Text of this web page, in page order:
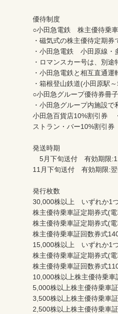
優待制度
○小田急電鉄　株主優待乗
・磁気式の株主優待定期
・小田急電鉄　小田原線・
・ロマンスカー号は、別途
・小田急電鉄と相互直通
・箱根登山鉄道(小田原駅
○小田急グループ優待券冊子
・小田急グループ内施設で
小田急百貨店10%割引券　
ストラン・バー10%割引券
発送時期
5月下旬送付　有効期限
11月下旬送付　有効期限:
発行枚数
30,000株以上　いずれか1
株主優待乗車証定期券式(
株主優待乗車証定期券式(
株主優待乗車証回数券式
15,000株以上　いずれか1
株主優待乗車証定期券式(
株主優待乗車証回数券式
10,000株以上株主優待乗車
5,000株以上株主優待乗車
3,500株以上株主優待乗車
2,500株以上株主優待乗車